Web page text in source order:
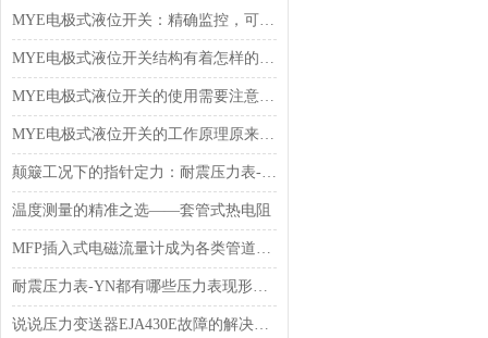
MYE电极式液位开关：精确监控，可靠操作
MYE电极式液位开关结构有着怎样的特点？
MYE电极式液位开关的使用需要注意些什么？
MYE电极式液位开关的工作原理原来是这样的
颠簸工况下的指针定力：耐震压力表-YN系列的阻尼构造与现场测压实践
温度测量的精准之选——套管式热电阻
MFP插入式电磁流量计成为各类管道流量测量的优选装备
耐震压力表-YN都有哪些压力表现形式？
说说压力变送器EJA430E故障的解决方法